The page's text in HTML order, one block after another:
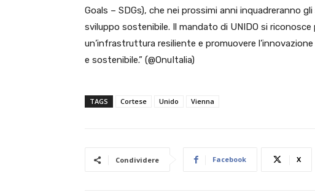
Goals – SDGs), che nei prossimi anni inquadreranno
sviluppo sostenibile. Il mandato di UNIDO si
un’infrastruttura resiliente e promuovere
e sostenibile.” (@OnuItalia)
TAGS Cortese Unido Vienna
Condividere Facebook X